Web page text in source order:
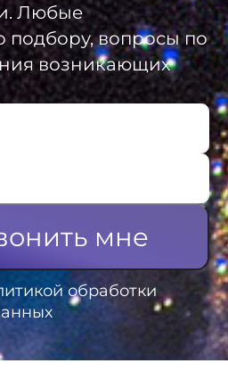
Любые
подбору, вопросы по
возникающих
мне
обработки